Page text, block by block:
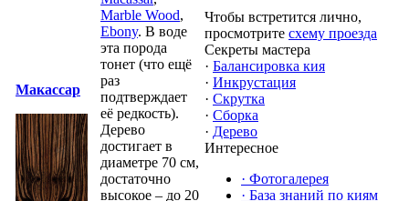
Макассар
Marble Wood,
Ebony. В воде
эта порода
тонет (что ещё
раз
подтверждает
её редкость).
Дерево
достигает в
диаметре 70 см,
достаточно
высокое – до 20
Чтобы встретится лично,
просмотрите схему проезда
Секреты мастера
· Балансировка кия
· Инкрустация
· Скрутка
· Сборка
· Дерево
Интересное
· Фотогалерея
· База знаний по киям